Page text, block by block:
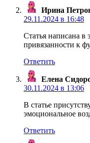
Ирина
29.11.2024 в 16:48
Статья написана в
привязанности к
Ответить
Елена
30.11.2024 в 13:06
В статье
эмоциональное
Ответить